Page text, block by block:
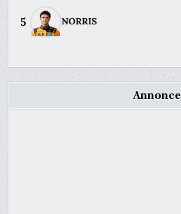
5 NORRIS
Annonce